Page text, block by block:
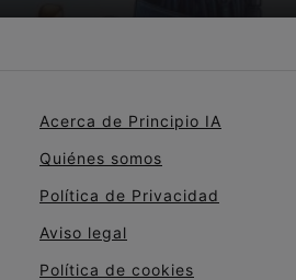
Acerca de Principio IA
Quiénes somos
Política de Privacidad
Aviso legal
Política de cookies